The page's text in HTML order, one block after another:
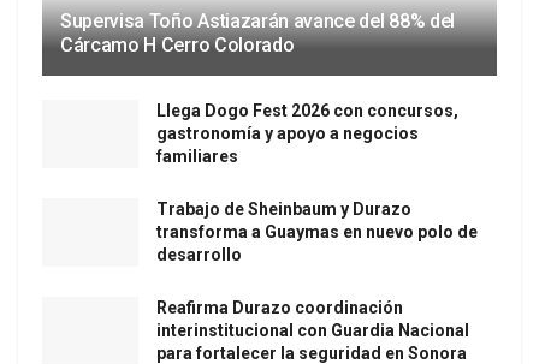
Supervisa Toño Astiazarán avance del 88% del
Cárcamo H Cerro Colorado
Llega Dogo Fest 2026 con concursos,
gastronomía y apoyo a negocios
familiares
Trabajo de Sheinbaum y Durazo
transforma a Guaymas en nuevo polo de
desarrollo
Reafirma Durazo coordinación
interinstitucional con Guardia Nacional
para fortalecer la seguridad en Sonora